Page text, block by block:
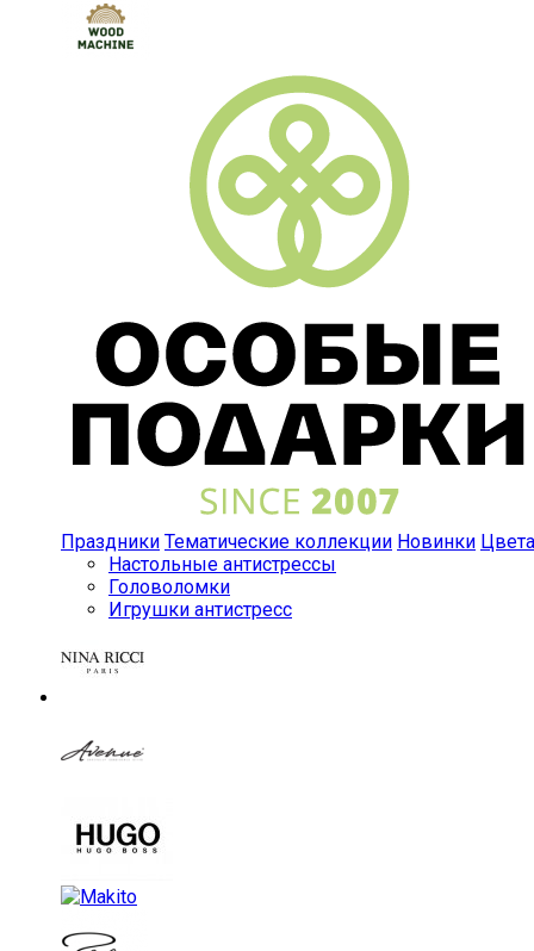
Праздники Тематические коллекции Новинки Цвета
Настольные антистрессы
Головоломки
Игрушки антистресс